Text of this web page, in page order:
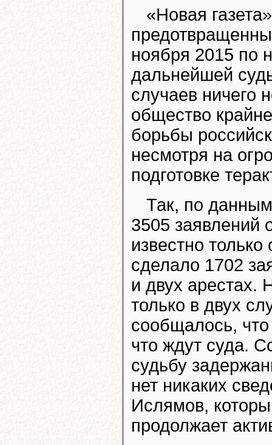
«Новая
ноября 2015 по
дальнейшей
случаев ничего
общество
борьбы
несмотря на
подготовке
Так, по
3505 заявлений
известно
сделало 1702
и двух арестах.
только в двух
сообщалось,
что ждут суда.
судьбу
нет никаких
Ислямов,
продолжает